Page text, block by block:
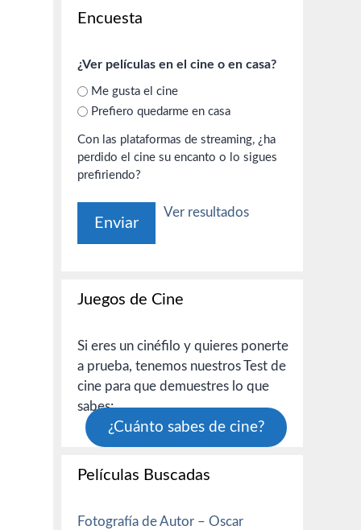
Encuesta
¿Ver películas en el cine o en casa?
Me gusta el cine
Prefiero quedarme en casa
Con las plataformas de streaming, ¿ha
perdido el cine su encanto o lo sigues
prefiriendo?
Ver resultados
Juegos de Cine
Si eres un cinéfilo y quieres ponerte
a prueba, tenemos nuestros Test de
cine para que demuestres lo que
sabes:
¿Cuánto sabes de cine?
Películas Buscadas
Fotografía de Autor – Oscar